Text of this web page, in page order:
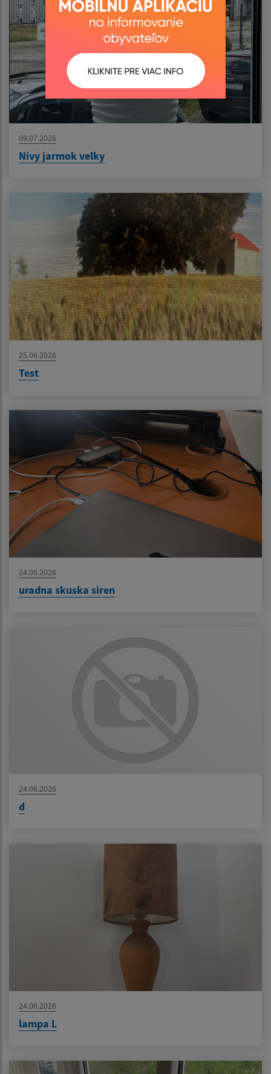
09.07.2026
Nivy jarmok velky
25.06.2026
Test
24.06.2026
uradna skuska siren
24.06.2026
d
24.06.2026
lampa L